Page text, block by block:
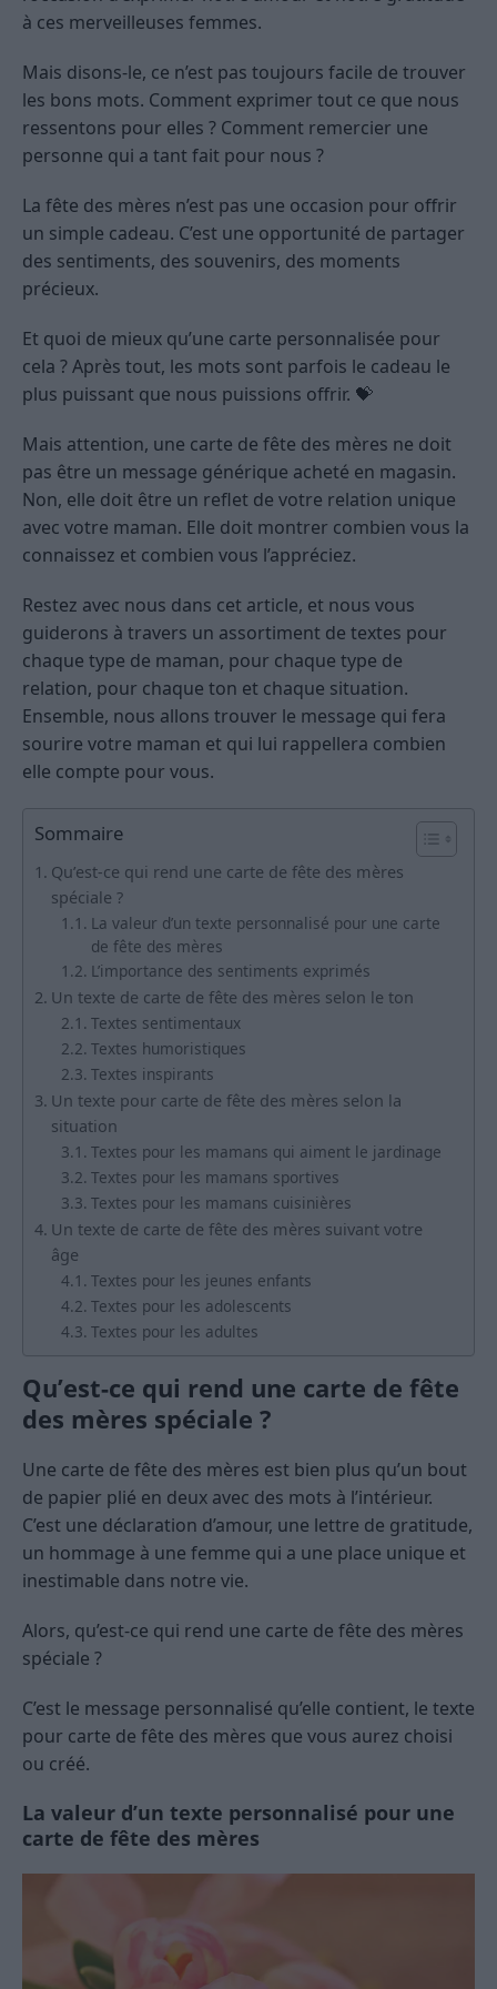
à ces merveilleuses femmes.
Mais disons-le, ce n’est pas toujours facile de trouver
les bons mots. Comment exprimer tout ce que nous
ressentons pour elles ? Comment remercier une
personne qui a tant fait pour nous ?
La fête des mères n’est pas une occasion pour offrir
un simple cadeau. C’est une opportunité de partager
des sentiments, des souvenirs, des moments
précieux.
Et quoi de mieux qu’une carte personnalisée pour
cela ? Après tout, les mots sont parfois le cadeau le
plus puissant que nous puissions offrir. 💝
Mais attention, une carte de fête des mères ne doit
pas être un message générique acheté en magasin.
Non, elle doit être un reflet de votre relation unique
avec votre maman. Elle doit montrer combien vous la
connaissez et combien vous l’appréciez.
Restez avec nous dans cet article, et nous vous
guiderons à travers un assortiment de textes pour
chaque type de maman, pour chaque type de
relation, pour chaque ton et chaque situation.
Ensemble, nous allons trouver le message qui fera
sourire votre maman et qui lui rappellera combien
elle compte pour vous.
Sommaire
Qu’est-ce qui rend une carte de fête des mères
spéciale ?
La valeur d’un texte personnalisé pour une carte
de fête des mères
L’importance des sentiments exprimés
Un texte de carte de fête des mères selon le ton
Textes sentimentaux
Textes humoristiques
Textes inspirants
Un texte pour carte de fête des mères selon la
situation
Textes pour les mamans qui aiment le jardinage
Textes pour les mamans sportives
Textes pour les mamans cuisinières
Un texte de carte de fête des mères suivant votre
âge
Textes pour les jeunes enfants
Textes pour les adolescents
Textes pour les adultes
Qu’est-ce qui rend une carte de fête
des mères spéciale ?
Une carte de fête des mères est bien plus qu’un bout
de papier plié en deux avec des mots à l’intérieur.
C’est une déclaration d’amour, une lettre de gratitude,
un hommage à une femme qui a une place unique et
inestimable dans notre vie.
Alors, qu’est-ce qui rend une carte de fête des mères
spéciale ?
C’est le message personnalisé qu’elle contient, le texte
pour carte de fête des mères que vous aurez choisi
ou créé.
La valeur d’un texte personnalisé pour une
carte de fête des mères